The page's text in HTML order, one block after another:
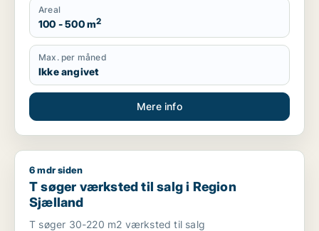
Areal
100 - 500 m2
Max. per måned
Ikke angivet
Mere info
T søger værksted til salg i Region Sjælland
6 mdr siden
T søger værksted til salg i Region
Sjælland
T søger 30-220 m2 værksted til salg